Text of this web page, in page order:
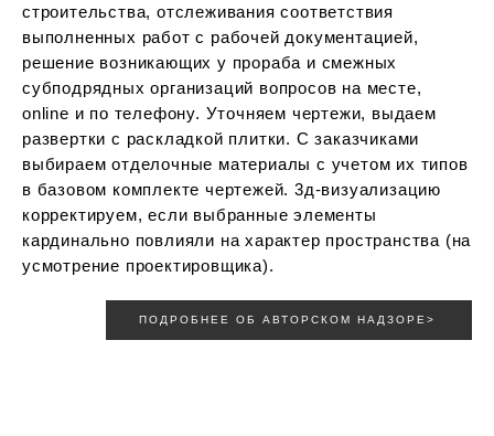
строительства, отслеживания соответствия
выполненных работ с рабочей документацией,
решение возникающих у прораба и смежных
субподрядных организаций вопросов на месте,
online и по телефону. Уточняем чертежи, выдаем
развертки с раскладкой плитки. С заказчиками
выбираем отделочные материалы с учетом их типов
в базовом комплекте чертежей. 3д-визуализацию
корректируем, если выбранные элементы
кардинально повлияли на характер пространства (на
усмотрение проектировщика).
ПОДРОБНЕЕ ОБ АВТОРСКОМ НАДЗОРЕ>